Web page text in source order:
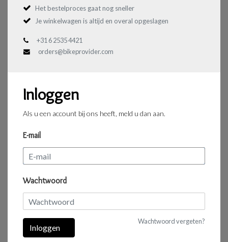
Het bestelproces gaat nog sneller
Je winkelwagen is altijd en overal opgeslagen
+31 6 2535 4421
orders@bikeprovider.com
Inloggen
Als u een account bij ons heeft, meld u dan aan.
E-mail
Wachtwoord
Wachtwoord vergeten?
Inloggen